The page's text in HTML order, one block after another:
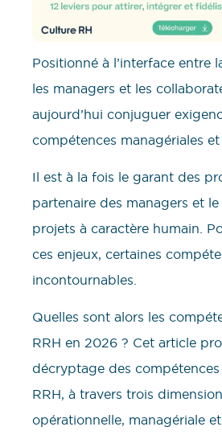
Positionné à l’interface entre
les managers et les
aujourd’hui conjuguer
compétences managériales
Il est à la fois le garant des
partenaire des managers et
projets à caractère humain.
ces enjeux, certaines
incontournables.
Quelles sont alors les
RRH en 2026 ? Cet article
décryptage des
RRH, à travers trois
opérationnelle, managériale